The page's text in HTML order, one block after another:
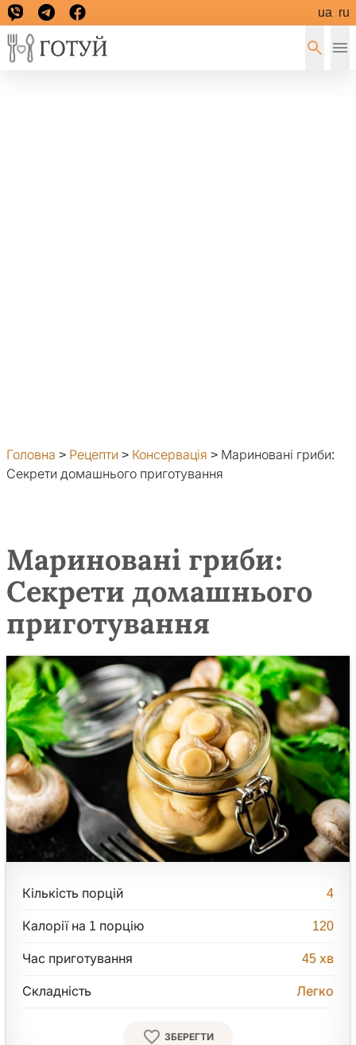
ua ru
Головна > Рецепти > Консервація > Мариновані гриби:
Секрети домашнього приготування
Мариновані гриби:
Секрети домашнього
приготування
Кількість порцій 4
Калорії на 1 порцію 120
Час приготування 45 хв
Складність Легко
ЗБЕРЕГТИ